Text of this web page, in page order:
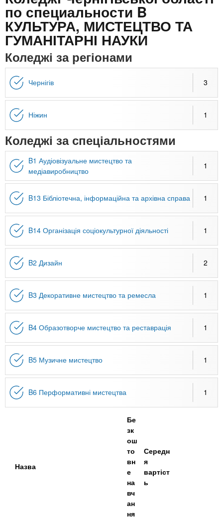
n
t
s
.
i
n
f
o
и
х
з
а
к
д
в
Онлайн курси
За кордоном
по специальности B
КУЛЬТУРА, МИСТЕЦТВО ТА
ГУМАНІТАРНІ НАУКИ
Коледжі за регіонами
Чернігів 3
Ніжин 1
Коледжі за спеціальностями
B1 Аудіовізуальне мистецтво та
медіавиробництво
1
B13 Бібліотечна, інформаційна та архівна справа 1
B14 Організація соціокультурної діяльності 1
B2 Дизайн 2
B3 Декоративне мистецтво та ремесла 1
B4 Образотворче мистецтво та реставрація 1
B5 Музичне мистецтво 1
B6 Перформативні мистецтва 1
Назва
Бе
зк
ош
то
вн
е
на
вч
ан
ня
Середн
я
вартіст
ь